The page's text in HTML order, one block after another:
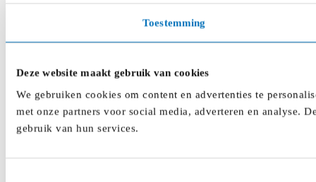
Toestemming
Deze website maakt gebruik van cookies
We gebruiken cookies om content en advertenties te
met onze partners voor social media, adverteren en analyse.
gebruik van hun services.